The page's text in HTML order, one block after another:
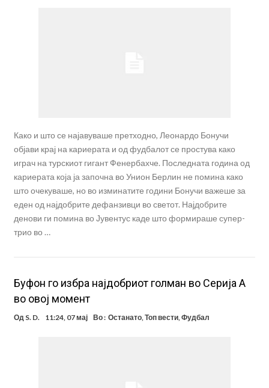
Како и што се најавуваше претходно, Леонардо Бонучи
објави крај на кариерата и од фудбалот се простува како
играч на турскиот гигант Фенербахче. Последната година од
кариерата која ја започна во Унион Берлин не помина како
што очекуваше, но во изминатите години Бонучи важеше за
еден од најдобрите дефанзивци во светот. Најдобрите
денови ги помина во Јувентус каде што формираше супер-
трио во …
Буфон го избра најдобриот голман во Серија А
во овој момент
Од S. D. 11:24, 07 мај Во : Останато,Топ вести,Фудбал